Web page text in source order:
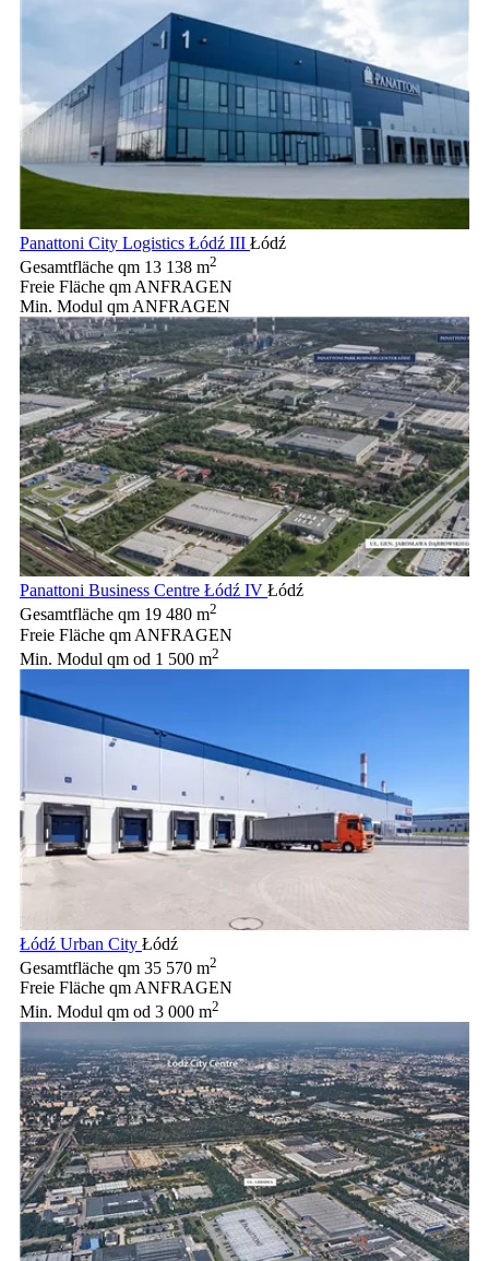
Panattoni City Logistics Łódź III Łódź
Gesamtfläche qm 13 138 m2
Freie Fläche qm ANFRAGEN
Min. Modul qm ANFRAGEN
Panattoni Business Centre Łódź IV Łódź
Gesamtfläche qm 19 480 m2
Freie Fläche qm ANFRAGEN
Min. Modul qm od 1 500 m2
Łódź Urban City Łódź
Gesamtfläche qm 35 570 m2
Freie Fläche qm ANFRAGEN
Min. Modul qm od 3 000 m2